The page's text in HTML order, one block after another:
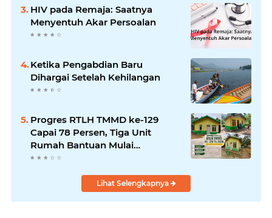
HIV pada Remaja: Saatnya
Menyentuh Akar Persoalan
Ketika Pengabdian Baru
Dihargai Setelah Kehilangan
Progres RTLH TMMD ke-129
Capai 78 Persen, Tiga Unit
Rumah Bantuan Mulai
Rampung
Lihat Selengkapnya